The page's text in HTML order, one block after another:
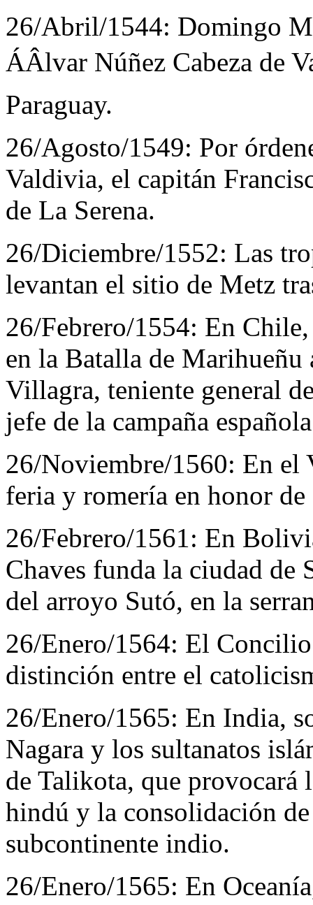
26/Abril/1544: Domingo
ÁÂlvar Núñez Cabeza de
Paraguay.
26/Agosto/1549: Por
Valdivia, el capitán
de La Serena.
26/Diciembre/1552: Las
levantan el sitio de Metz
26/Febrero/1554: En
en la Batalla de Marihueñu
Villagra, teniente general
jefe de la campaña
26/Noviembre/1560: En el
feria y romería en honor de
26/Febrero/1561: En
Chaves funda la ciudad de
del arroyo Sutó, en la
26/Enero/1564: El Concilio
distinción entre el
26/Enero/1565: En India,
Nagara y los sultanatos
de Talikota, que
hindú y la consolidación
subcontinente indio.
26/Enero/1565: En